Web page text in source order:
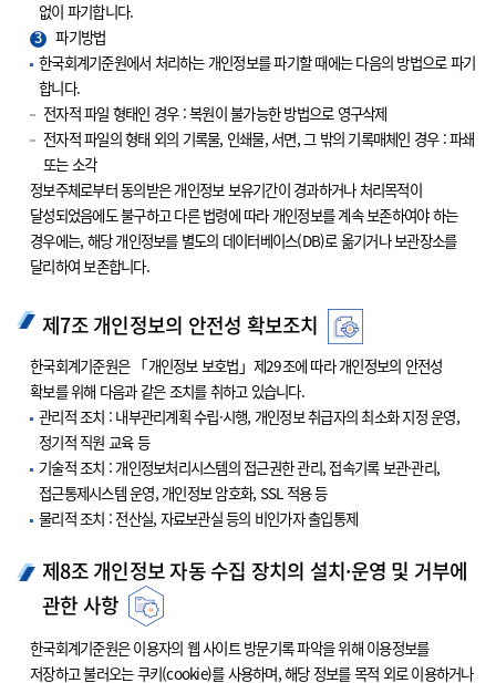
없이 파기합니다.
3
파기방법
한국회계기준원에서 처리하는 개인정보를 파기할 때에는 다음의 방법으로 파기
합니다.
전자적 파일 형태인 경우 : 복원이 불가능한 방법으로 영구삭제
전자적 파일의 형태 외의 기록물, 인쇄물, 서면, 그 밖의 기록매체인 경우 : 파쇄
또는 소각
정보주체로부터 동의받은 개인정보 보유기간이 경과하거나 처리목적이
달성되었음에도 불구하고 다른 법령에 따라 개인정보를 계속 보존하여야 하는
경우에는, 해당 개인정보를 별도의 데이터베이스(DB)로 옮기거나 보관장소를
달리하여 보존합니다.
제7조 개인정보의 안전성 확보조치
한국회계기준원은 「개인정보 보호법」제29조에 따라 개인정보의 안전성
확보를 위해 다음과 같은 조치를 취하고 있습니다.
관리적 조치 : 내부관리계획 수립·시행, 개인정보 취급자의 최소화 지정 운영,
정기적 직원 교육 등
기술적 조치 : 개인정보처리시스템의 접근권한 관리, 접속기록 보관·관리,
접근통제시스템 운영, 개인정보 암호화, SSL 적용 등
물리적 조치 : 전산실, 자료보관실 등의 비인가자 출입통제
제8조 개인정보 자동 수집 장치의 설치·운영 및 거부에
관한 사항
한국회계기준원은 이용자의 웹 사이트 방문기록 파악을 위해 이용정보를
저장하고 불러오는 쿠키(cookie)를 사용하며, 해당 정보를 목적 외로 이용하거나